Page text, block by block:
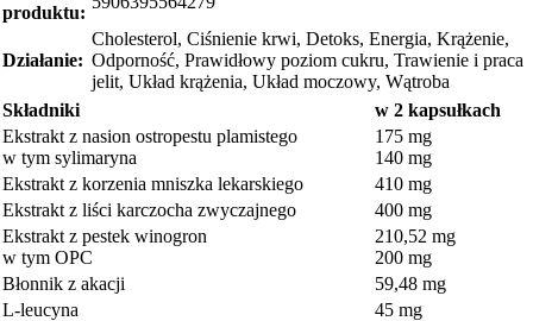
produktu:
Działanie:
Cholesterol, Ciśnienie krwi, Detoks, Energia, Krążenie,
Odporność, Prawidłowy poziom cukru, Trawienie i praca
jelit, Układ krążenia, Układ moczowy, Wątroba
Składniki
w 2 kapsułkach
Ekstrakt z nasion ostropestu plamistego
w tym sylimaryna
175 mg
140 mg
Ekstrakt z korzenia mniszka lekarskiego
410 mg
Ekstrakt z liści karczocha zwyczajnego
400 mg
Ekstrakt z pestek winogron
w tym OPC
210,52 mg
200 mg
Błonnik z akacji
59,48 mg
L-leucyna
45 mg